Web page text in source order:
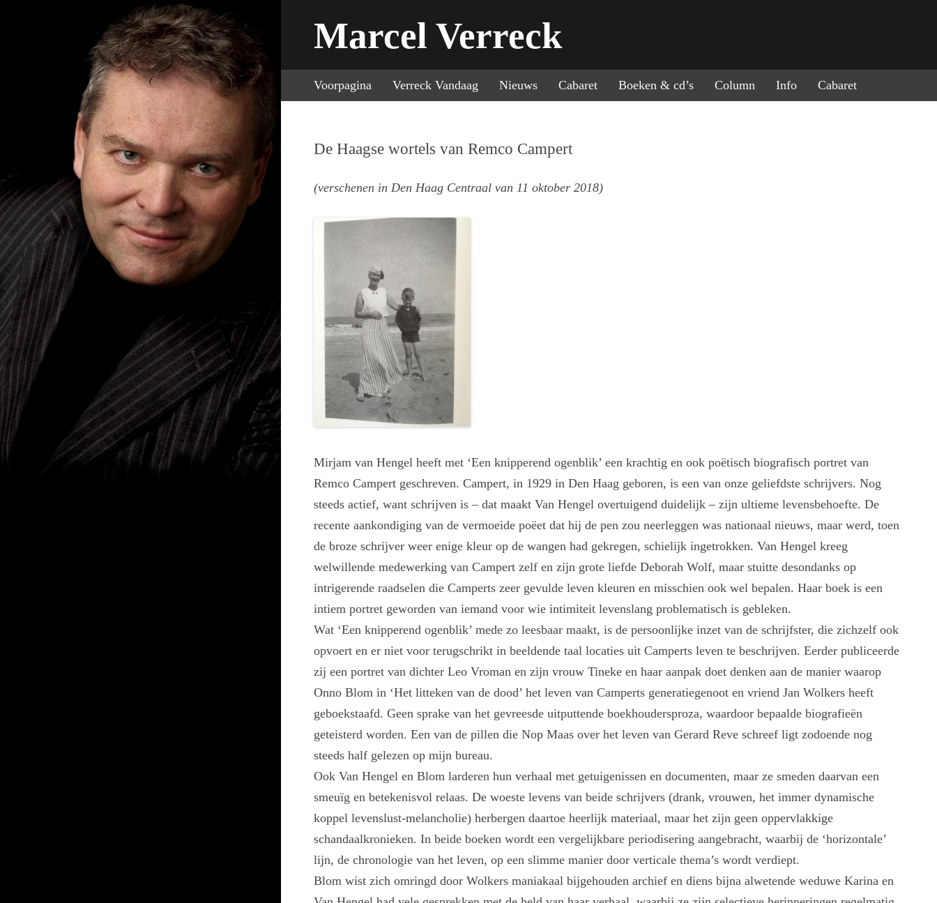
Marcel Verreck
Voorpagina Verreck Vandaag Nieuws Cabaret Boeken & cd’s Column Info Cabaret
De Haagse wortels van Remco Campert
(verschenen in Den Haag Centraal van 11 oktober 2018)
Mirjam van Hengel heeft met ‘Een knipperend ogenblik’ een krachtig en ook poëtisch biografisch portret van
Remco Campert geschreven. Campert, in 1929 in Den Haag geboren, is een van onze geliefdste schrijvers. Nog
steeds actief, want schrijven is – dat maakt Van Hengel overtuigend duidelijk – zijn ultieme levensbehoefte. De
recente aankondiging van de vermoeide poëet dat hij de pen zou neerleggen was nationaal nieuws, maar werd, toen
de broze schrijver weer enige kleur op de wangen had gekregen, schielijk ingetrokken. Van Hengel kreeg
welwillende medewerking van Campert zelf en zijn grote liefde Deborah Wolf, maar stuitte desondanks op
intrigerende raadselen die Camperts zeer gevulde leven kleuren en misschien ook wel bepalen. Haar boek is een
intiem portret geworden van iemand voor wie intimiteit levenslang problematisch is gebleken.
Wat ‘Een knipperend ogenblik’ mede zo leesbaar maakt, is de persoonlijke inzet van de schrijfster, die zichzelf ook
opvoert en er niet voor terugschrikt in beeldende taal locaties uit Camperts leven te beschrijven. Eerder publiceerde
zij een portret van dichter Leo Vroman en zijn vrouw Tineke en haar aanpak doet denken aan de manier waarop
Onno Blom in ‘Het litteken van de dood’ het leven van Camperts generatiegenoot en vriend Jan Wolkers heeft
geboekstaafd. Geen sprake van het gevreesde uitputtende boekhoudersproza, waardoor bepaalde biografieën
geteisterd worden. Een van de pillen die Nop Maas over het leven van Gerard Reve schreef ligt zodoende nog
steeds half gelezen op mijn bureau.
Ook Van Hengel en Blom larderen hun verhaal met getuigenissen en documenten, maar ze smeden daarvan een
smeuïg en betekenisvol relaas. De woeste levens van beide schrijvers (drank, vrouwen, het immer dynamische
koppel levenslust-melancholie) herbergen daartoe heerlijk materiaal, maar het zijn geen oppervlakkige
schandaalkronieken. In beide boeken wordt een vergelijkbare periodisering aangebracht, waarbij de ‘horizontale’
lijn, de chronologie van het leven, op een slimme manier door verticale thema’s wordt verdiept.
Blom wist zich omringd door Wolkers maniakaal bijgehouden archief en diens bijna alwetende weduwe Karina en